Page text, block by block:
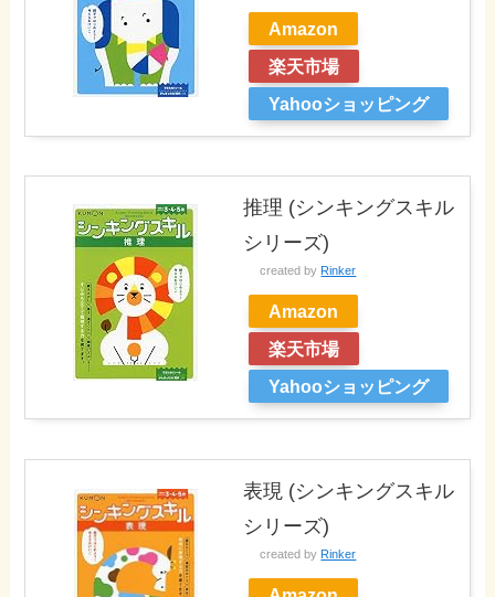
Amazon
楽天市場
Yahooショッピング
推理 (シンキングスキル
シリーズ)
created by Rinker
Amazon
楽天市場
Yahooショッピング
表現 (シンキングスキル
シリーズ)
created by Rinker